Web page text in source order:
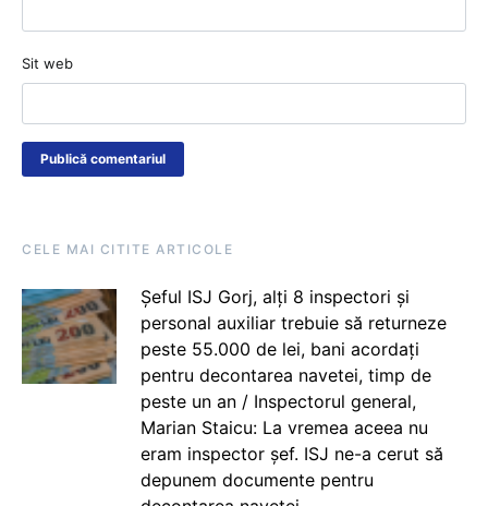
Sit web
CELE MAI CITITE ARTICOLE
Șeful ISJ Gorj, alți 8 inspectori și
personal auxiliar trebuie să returneze
peste 55.000 de lei, bani acordați
pentru decontarea navetei, timp de
peste un an / Inspectorul general,
Marian Staicu: La vremea aceea nu
eram inspector șef. ISJ ne-a cerut să
depunem documente pentru